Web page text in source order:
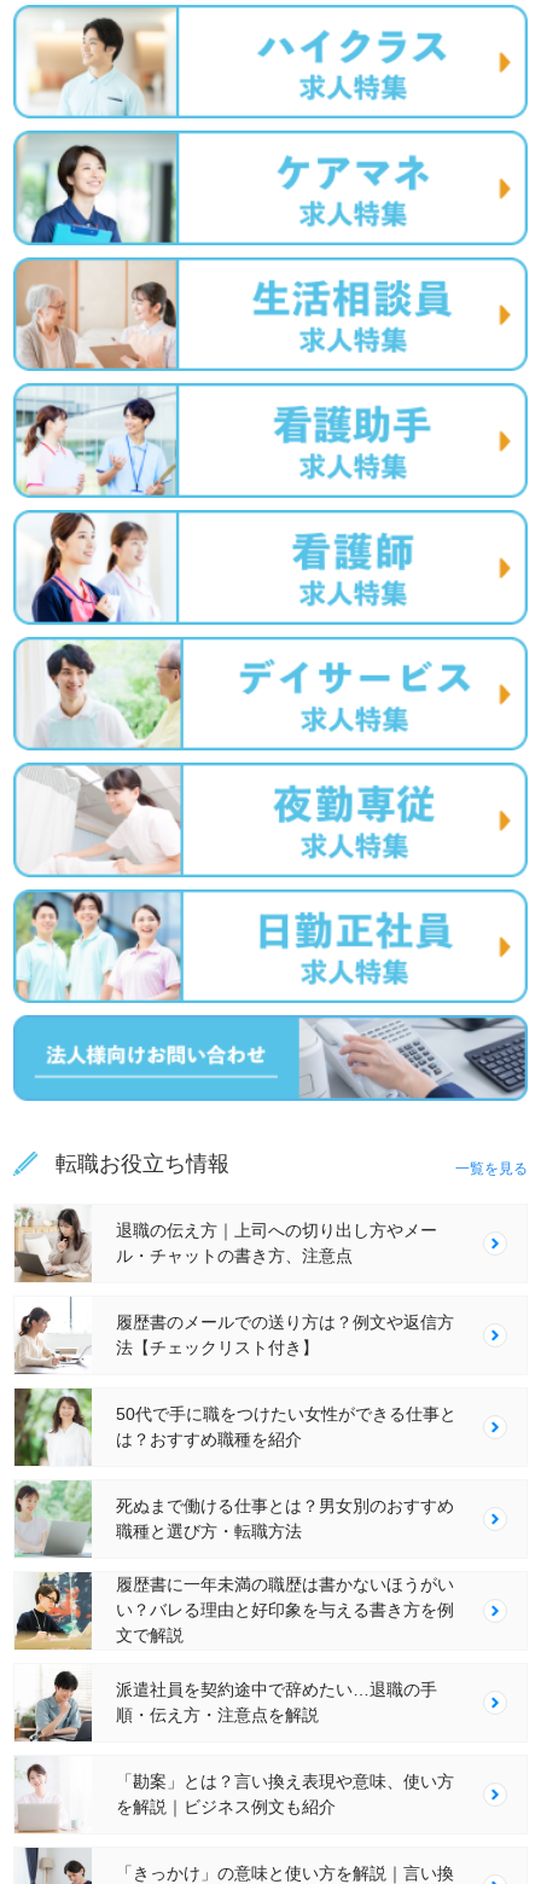
転職お役立ち情報 一覧を見る
退職の伝え方｜上司への切り出し方やメー
ル・チャットの書き方、注意点
履歴書のメールでの送り方は？例文や返信方
法【チェックリスト付き】
50代で手に職をつけたい女性ができる仕事と
は？おすすめ職種を紹介
死ぬまで働ける仕事とは？男女別のおすすめ
職種と選び方・転職方法
履歴書に一年未満の職歴は書かないほうがい
い？バレる理由と好印象を与える書き方を例
文で解説
派遣社員を契約途中で辞めたい…退職の手
順・伝え方・注意点を解説
「勘案」とは？言い換え表現や意味、使い方
を解説｜ビジネス例文も紹介
「きっかけ」の意味と使い方を解説｜言い換